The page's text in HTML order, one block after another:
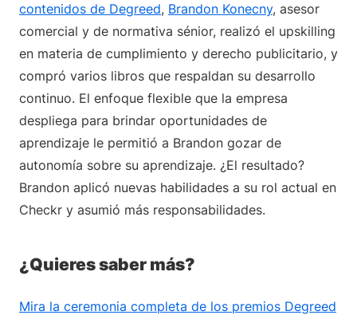
contenidos de Degreed, Brandon Konecny, asesor
comercial y de normativa sénior, realizó el upskilling
en materia de cumplimiento y derecho publicitario, y
compró varios libros que respaldan su desarrollo
continuo. El enfoque flexible que la empresa
despliega para brindar oportunidades de
aprendizaje le permitió a Brandon gozar de
autonomía sobre su aprendizaje. ¿El resultado?
Brandon aplicó nuevas habilidades a su rol actual en
Checkr y asumió más responsabilidades.
¿Quieres saber más?
Mira la ceremonia completa de los premios Degreed